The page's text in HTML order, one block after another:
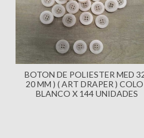
BOTON DE POLIESTER MED
20 MM ) ( ART DRAPER )
BLANCO X 144 UNIDADES